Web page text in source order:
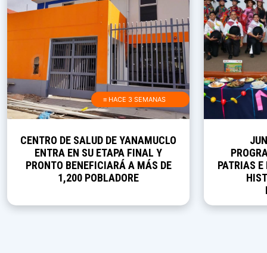
≡ HACE 3 SEMANAS
CENTRO DE SALUD DE YANAMUCLO
ENTRA EN SU ETAPA FINAL Y
PRONTO BENEFICIARÁ A MÁS DE
1,200 POBLADORE
PATRIAS